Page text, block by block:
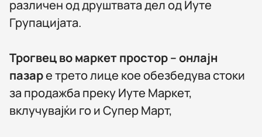
различен од друштвата дел од Иуте
Групацијата.
Трогвец во маркет простор – онлајн
пазаре трето лице кое обезбедува стоки
за продажба преку Иуте Маркет,
вклучувајќи го и Супер Март,